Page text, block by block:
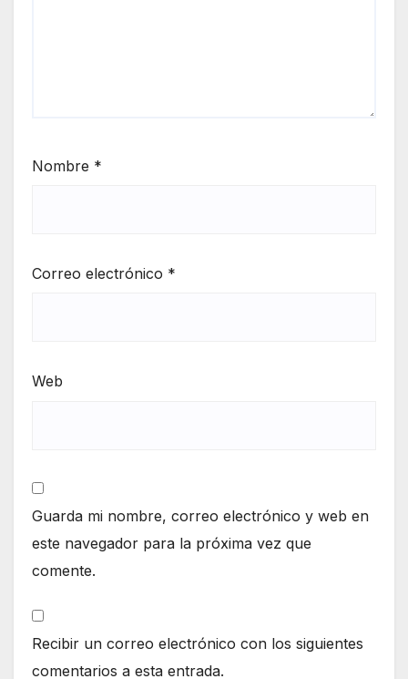
Nombre *
Correo electrónico *
Web
Guarda mi nombre, correo electrónico y web en
este navegador para la próxima vez que
comente.
Recibir un correo electrónico con los siguientes
comentarios a esta entrada.